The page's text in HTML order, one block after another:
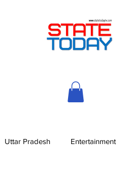
Uttar Pradesh Entertainment